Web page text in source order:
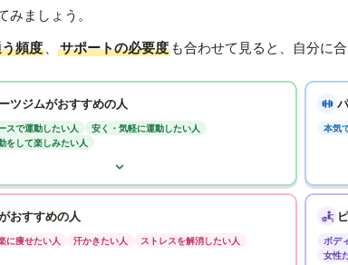
みましょう。
頻度 、 サポートの必要度 も合わせて見ると、自分に
ツジムがおすすめの人
スで運動したい人
安く・気軽に運動したい人
をして楽しみたい人
本気
おすすめの人
に痩せたい人 汗かきたい人 ストレスを解消したい人 ボデ
女性